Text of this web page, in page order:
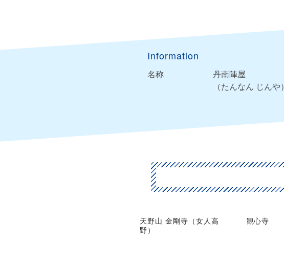
Information
名称
丹南陣屋
（たんなん じんや）
天野山 金剛寺（女人高
野）
観心寺